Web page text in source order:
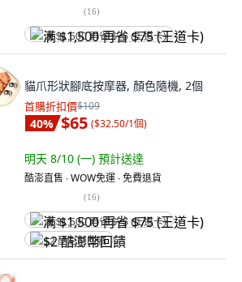
(16)
满 $1,500 再省 $75 (王道卡)
貓爪形狀腳底按摩器, 顏色隨機, 2個
首購折扣價$109
40% $65 ($32.50/1個)
明天 8/10 (一) 預計送達
酷澎直售 ∙ WOW免運 ∙ 免費退貨
(16)
满 $1,500 再省 $75 (王道卡)
$2 酷澎幣回饋